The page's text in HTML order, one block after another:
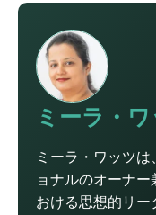
ミーラ・
ミーラ・ワッツ
ョナルのオーナ
おける思想的リー